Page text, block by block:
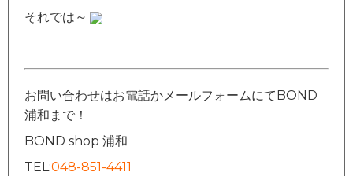
それでは～
お問い合わせはお電話かメールフォームにてBOND
浦和まで！
BOND shop 浦和
TEL:048-851-4411